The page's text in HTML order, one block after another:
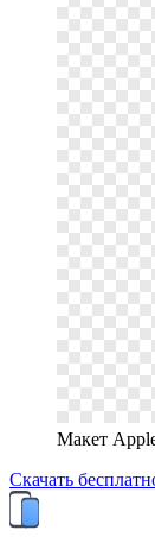
Макет
Скачать